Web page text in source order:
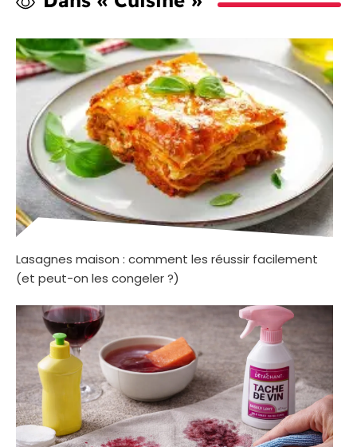
Lasagnes maison : comment les réussir facilement
(et peut-on les congeler ?)